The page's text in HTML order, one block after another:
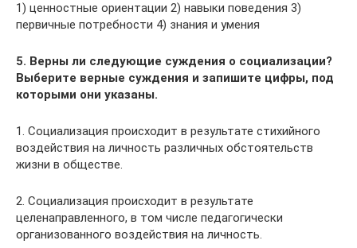
1) ценностные ориентации 2) навыки поведения 3)
первичные потребности 4) знания и умения
5. Верны ли следующие суждения о социализации?
Выберите верные суждения и запишите цифры, под
которыми они указаны.
1. Социализация происходит в результате стихийного
воздействия на личность различных обстоятельств
жизни в обществе.
2. Социализация происходит в результате
целенаправленного, в том числе педагогически
организованного воздействия на личность.